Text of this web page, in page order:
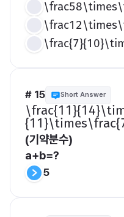
# 15 Short Answer
(기약분수)
a+b=?
5